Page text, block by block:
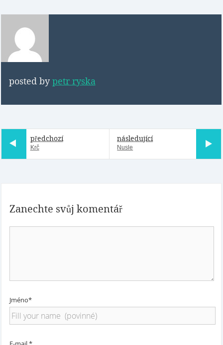
posted bypetr ryska
předchozí
Krč
následující
Nusle
Zanechte svůj komentář
Jméno*